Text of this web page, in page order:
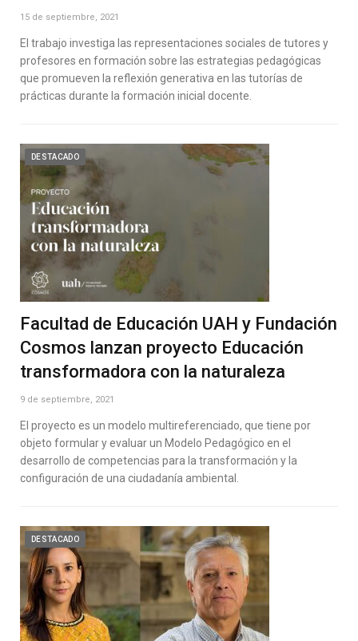
15 de septiembre, 2021
El trabajo investiga las representaciones sociales de tutores y
profesores en formación sobre las estrategias pedagógicas
que promueven la reflexión generativa en las tutorías de
prácticas durante la formación inicial docente.
DESTACADO
Facultad de Educación UAH y Fundación
Cosmos lanzan proyecto Educación
transformadora con la naturaleza
9 de septiembre, 2021
El proyecto es un modelo multireferenciado, que tiene por
objeto formular y evaluar un Modelo Pedagógico en el
desarrollo de competencias para la transformación y la
configuración de una ciudadanía ambiental.
DESTACADO